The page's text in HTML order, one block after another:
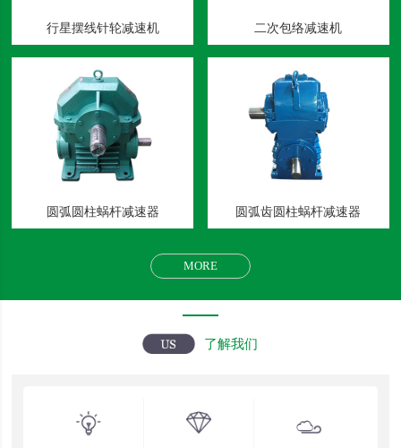
行星摆线针轮减速机 二次包络减速机
圆弧圆柱蜗杆减速器 圆弧齿圆柱蜗杆减速器
MORE
了解我们